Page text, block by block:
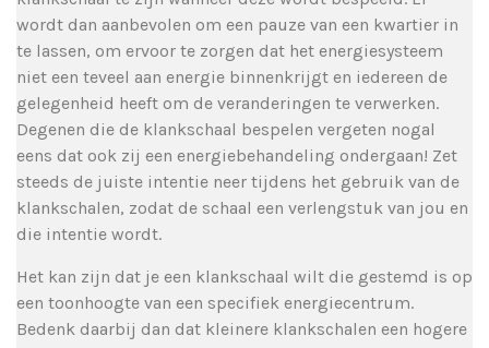
wordt dan aanbevolen om een pauze van een kwartier in
te lassen, om ervoor te zorgen dat het energiesysteem
niet een teveel aan energie binnenkrijgt en iedereen de
gelegenheid heeft om de veranderingen te verwerken.
Degenen die de klankschaal bespelen vergeten nogal
eens dat ook zij een energiebehandeling ondergaan! Zet
steeds de juiste intentie neer tijdens het gebruik van de
klankschalen, zodat de schaal een verlengstuk van jou en
die intentie wordt.
Het kan zijn dat je een klankschaal wilt die gestemd is op
een toonhoogte van een specifiek energiecentrum.
Bedenk daarbij dan dat kleinere klankschalen een hogere